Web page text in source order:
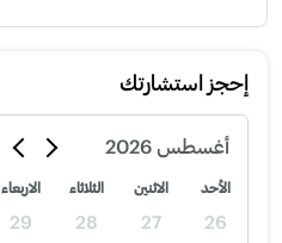
إحجز استشارتك
أغسطس 2026
الأحد الاثنين الثلاثاء الاربعاء
26
27
28
29